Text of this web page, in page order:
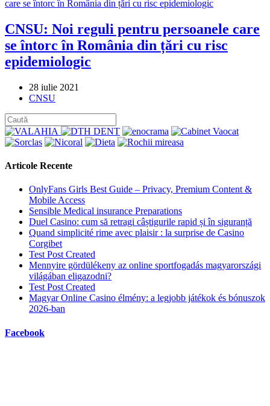
CNSU: Noi reguli pentru persoanele care
se întorc în România din țări cu risc
epidemiologic
Post
published:
28 iulie 2021
Post
CNSU
Articole Recente
OnlyFans Girls Best Guide – Privacy, Premium Content &
Mobile Access
Sensible Medical insurance Preparations
Duel Casino: cum să retragi câștigurile rapid și în siguranță
Quand simplicité rime avec plaisir : la surprise de Casino
Corgibet
Test Post Created
Mennyire gördülékeny az online sportfogadás magyarországi
világában eligazodni?
Test Post Created
Magyar Online Casino élmény: a legjobb játékok és bónuszok
2026-ban
Facebook